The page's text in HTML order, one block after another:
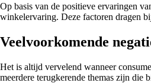
Op basis van de positieve ervaringen
winkelervaring. Deze factoren dragen
Veelvoorkomende
Het is altijd vervelend wanneer
meerdere terugkerende themas zijn die